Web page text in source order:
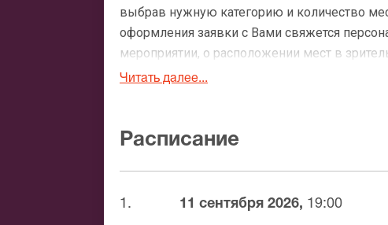
выбрав нужную категорию и количество
оформления заявки с Вами свяжется
мероприятии, о расположении мест в
После бронирования билетов, ожидайте
доставка билетов осуществляется в
Вы можете с помощью:
Банковской картой
Читать далее...
Расписание
1. 11 сентября 2026, 19:00